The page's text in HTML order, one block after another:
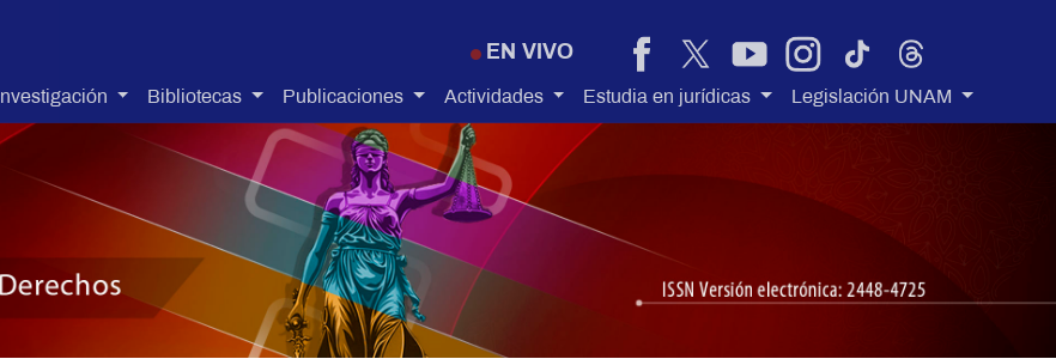
EN VIVO
Investigación Bibliotecas Publicaciones Actividades Estudia en jurídicas Legislación UNAM